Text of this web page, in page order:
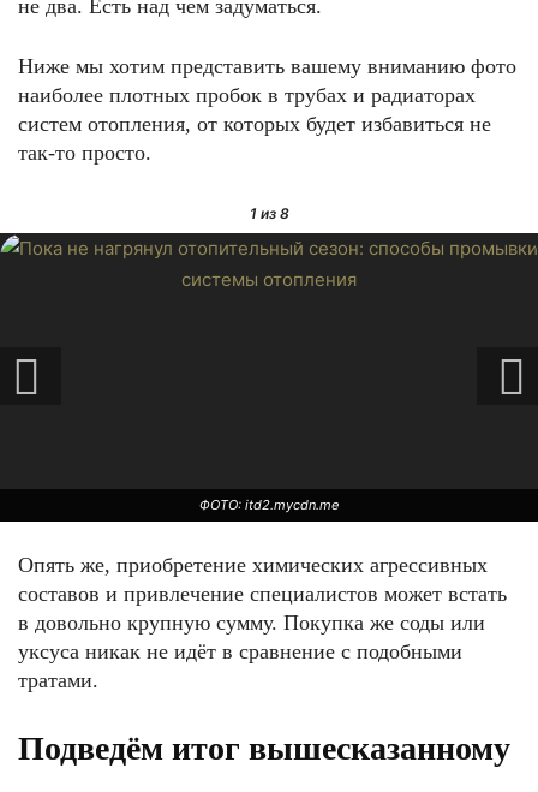
не два. Есть над чем задуматься.
Ниже мы хотим представить вашему вниманию фото
наиболее плотных пробок в трубах и радиаторах
систем отопления, от которых будет избавиться не
так-то просто.
1из 8
ФОТО: itd2.mycdn.me
Опять же, приобретение химических агрессивных
составов и привлечение специалистов может встать
в довольно крупную сумму. Покупка же соды или
уксуса никак не идёт в сравнение с подобными
тратами.
Подведём итог вышесказанному